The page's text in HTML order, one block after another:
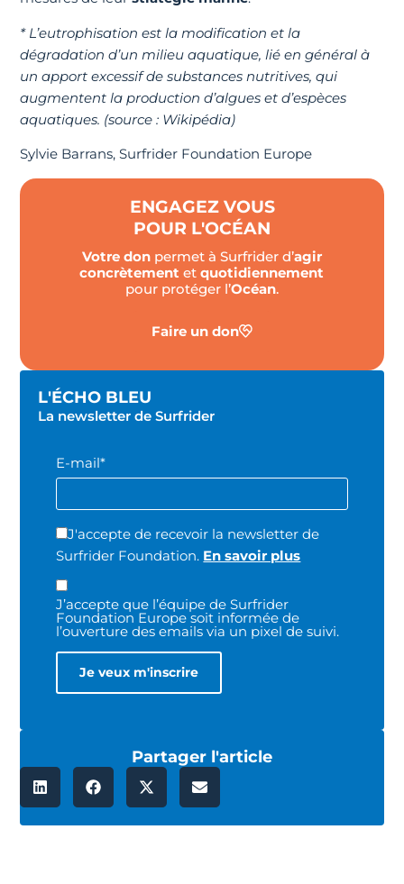
* L’eutrophisation est la modification et la
dégradation d’un milieu aquatique, lié en général à
un apport excessif de substances nutritives, qui
augmentent la production d’algues et d’espèces
aquatiques. (source : Wikipédia)
Sylvie Barrans, Surfrider Foundation Europe
ENGAGEZ VOUS
POUR L'OCÉAN
Votre donpermet à Surfrider d’agir
concrètement etquotidiennement
pour protéger l’Océan.
Faire un don
L'ÉCHO BLEU
La newsletter de Surfrider
E-mail*
J'accepte de recevoir la newsletter de
Surfrider Foundation. En savoir plus
J’accepte que l’équipe de Surfrider
Foundation Europe soit informée de
l’ouverture des emails via un pixel de suivi.
Partager l'article